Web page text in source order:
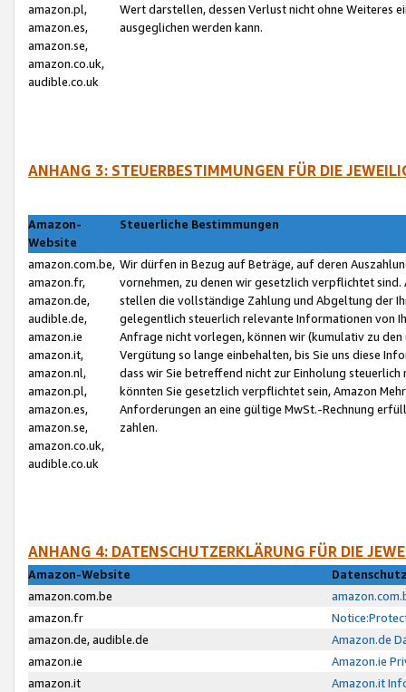
amazon.pl,
amazon.es,
amazon.se,
amazon.co.uk,
audible.co.uk
Wert darstellen, dessen Verlust nicht ohne Weiteres
ausgeglichen werden kann.
ANHANG 3: STEUERBESTIMMUNGEN FÜR DIE
Amazon-
Website
Steuerliche Bestimmungen
amazon.com.be,
amazon.fr,
amazon.de,
audible.de,
amazon.ie
amazon.it,
amazon.nl,
amazon.pl,
amazon.es,
amazon.se,
amazon.co.uk,
audible.co.uk
Wir dürfen in Bezug auf Beträge, auf deren
vornehmen, zu denen wir gesetzlich verpflichtet
stellen die vollständige Zahlung und Abgeltung der
gelegentlich steuerlich relevante Informationen von
Anfrage nicht vorlegen, können wir (kumulativ zu
Vergütung so lange einbehalten, bis Sie uns diese
dass wir Sie betreffend nicht zur Einholung
könnten Sie gesetzlich verpflichtet sein, Amazon
Anforderungen an eine gültige MwSt.-Rechnung
zahlen.
ANHANG 4: DATENSCHUTZERKLÄRUNG FÜR DIE
Amazon-Website
amazon.com.be
amazon.fr
amazon.de, audible.de
Amazon.de
amazon.ie
Amazon.ie
amazon.it
Amazon.it